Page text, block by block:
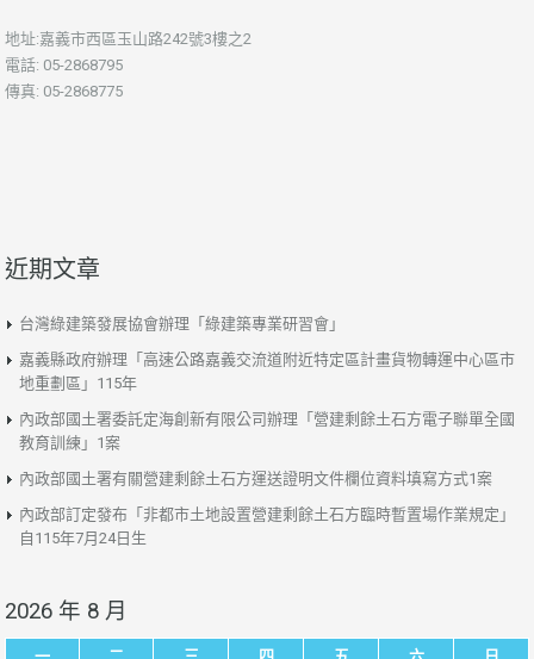
地址:嘉義市西區玉山路242號3樓之2
電話: 05-2868795
傳真: 05-2868775
近期文章
台灣綠建築發展協會辦理「綠建築專業研習會」
嘉義縣政府辦理「高速公路嘉義交流道附近特定區計畫貨物轉運中心區市
地重劃區」115年
內政部國土署委託定海創新有限公司辦理「營建剩餘土石方電子聯單全國
教育訓練」1案
內政部國土署有關營建剩餘土石方運送證明文件欄位資料填寫方式1案
內政部訂定發布「非都市土地設置營建剩餘土石方臨時暫置場作業規定」
自115年7月24日生
2026 年 8 月